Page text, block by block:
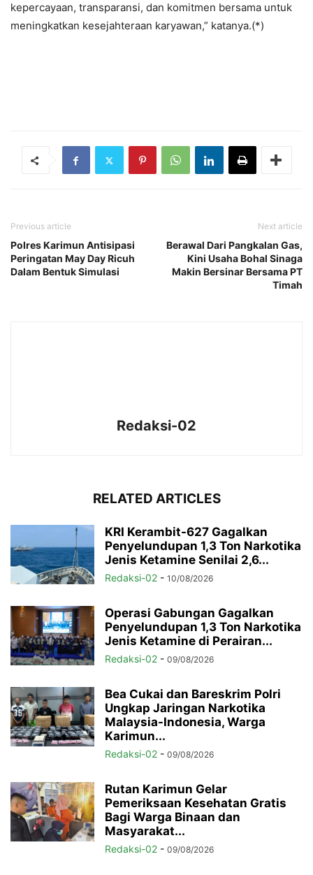
kepercayaan, transparansi, dan komitmen bersama untuk
meningkatkan kesejahteraan karyawan,” katanya.(*)
Previous article
Polres Karimun Antisipasi
Peringatan May Day Ricuh
Dalam Bentuk Simulasi
Next article
Berawal Dari Pangkalan Gas,
Kini Usaha Bohal Sinaga
Makin Bersinar Bersama PT
Timah
Redaksi-02
RELATED ARTICLES
KRI Kerambit-627 Gagalkan
Penyelundupan 1,3 Ton Narkotika
Jenis Ketamine Senilai 2,6...
Redaksi-02 - 10/08/2026
Operasi Gabungan Gagalkan
Penyelundupan 1,3 Ton Narkotika
Jenis Ketamine di Perairan...
Redaksi-02 - 09/08/2026
Bea Cukai dan Bareskrim Polri
Ungkap Jaringan Narkotika
Malaysia-Indonesia, Warga
Karimun...
Redaksi-02 - 09/08/2026
Rutan Karimun Gelar
Pemeriksaan Kesehatan Gratis
Bagi Warga Binaan dan
Masyarakat...
Redaksi-02 - 09/08/2026